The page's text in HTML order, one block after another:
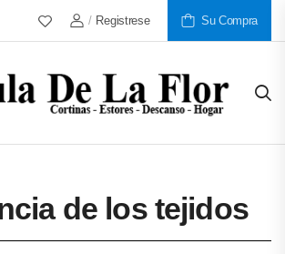
Más De 30 Años Al Servicio
/ Registrese Su Compra
de los tejidos